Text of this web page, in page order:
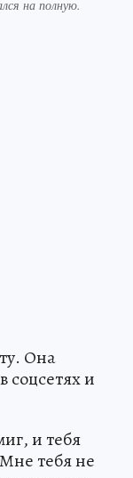
на полную.
Она
соцсетях и
и тебя
тебя не